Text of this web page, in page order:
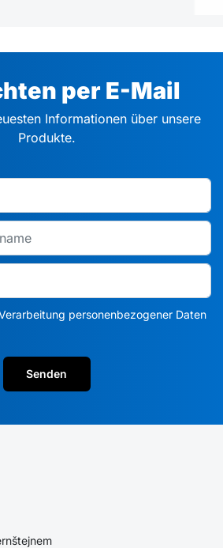
per E-Mail
Informationen über unsere
Produkte.
personenbezogener Daten
Senden